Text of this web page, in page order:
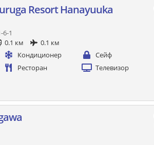
Resort Hanayuuka
6-1
0.1 км
0.1 км
Кондиционер
Сейф
Ресторан
Телевизор